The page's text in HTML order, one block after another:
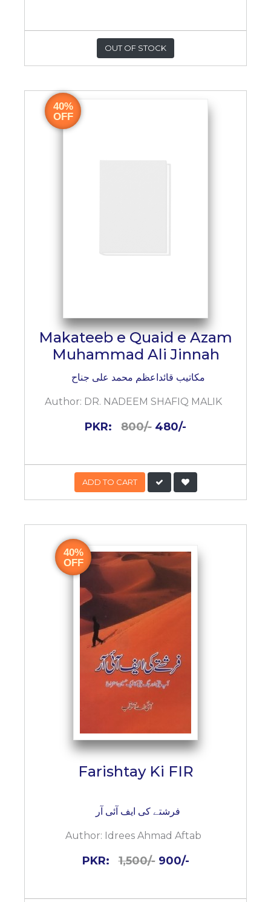
OUT OF STOCK
40%
OFF
Makateeb e Quaid e Azam
Muhammad Ali Jinnah
مکاتیب قائداعظم محمد علی جناح
Author: DR. NADEEM SHAFIQ MALIK
PKR: 800/- 480/-
ADD TO CART
40%
OFF
Farishtay Ki FIR
فرشتے کی ایف آئی آر
Author: Idrees Ahmad Aftab
PKR:1,500/- 900/-